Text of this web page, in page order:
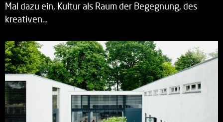
Mal dazu ein, Kultur als Raum der Begegnung, des
kreativen…